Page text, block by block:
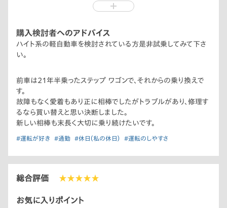
購入検討者へのアドバイス
ハイト系の軽自動車を検討されている方是非試乗してみて下さ
い。
前車は21年半乗ったステップ ワゴンで、それからの乗り換えで
す。
故障もなく愛着もあり正に相棒でしたがトラブルがあり、修理す
るなら買い替えと思い決断しました。
新しい相棒も末長く大切に乗り続けたいです。
#運転が好き #通勤 #休日（私の休日） #運転のしやすさ
総合評価 ★★★★★
お気に入りポイント